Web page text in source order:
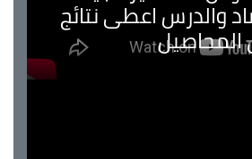
والدرس اعطى نتائج